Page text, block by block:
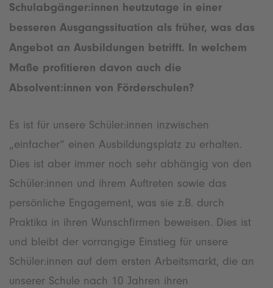
Schulabgänger:innen heutzutage in einer
besseren Ausgangssituation als früher, was das
Angebot an Ausbildungen betrifft. In welchem
Maße profitieren davon auch die
Absolvent:innen von Förderschulen?
Es ist für unsere Schüler:innen inzwischen
„einfacher“ einen Ausbildungsplatz zu erhalten.
Dies ist aber immer noch sehr abhängig von den
Schüler:innen und ihrem Auftreten sowie das
persönliche Engagement, was sie z.B. durch
Praktika in ihren Wunschfirmen beweisen. Dies ist
und bleibt der vorrangige Einstieg für unsere
Schüler:innen auf dem ersten Arbeitsmarkt, die an
unserer Schule nach 10 Jahren ihren